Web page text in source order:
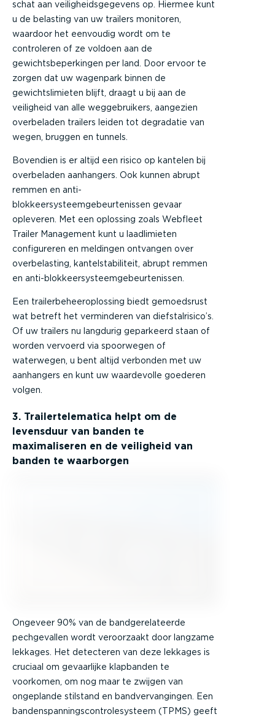
schat aan veiligheidsgegevens op. Hiermee kunt
u de belasting van uw trailers monitoren,
waardoor het eenvoudig wordt om te
controleren of ze voldoen aan de
gewichtsbeperkingen per land. Door ervoor te
zorgen dat uw wagenpark binnen de
gewichtslimieten blijft, draagt u bij aan de
veiligheid van alle weggebruikers, aangezien
overbeladen trailers leiden tot degradatie van
wegen, bruggen en tunnels.
Bovendien is er altijd een risico op kantelen bij
overbeladen aanhangers. Ook kunnen abrupt
remmen en anti-
blokkeersysteemgebeurtenissen gevaar
opleveren. Met een oplossing zoals Webfleet
Trailer Management kunt u laadlimieten
configureren en meldingen ontvangen over
overbelasting, kantelstabiliteit, abrupt remmen
en anti-blokkeersysteemgebeurtenissen.
Een trailerbeheeroplossing biedt gemoedsrust
wat betreft het verminderen van diefstalrisico’s.
Of uw trailers nu langdurig geparkeerd staan of
worden vervoerd via spoorwegen of
waterwegen, u bent altijd verbonden met uw
aanhangers en kunt uw waardevolle goederen
volgen.
3. Trailertelematica helpt om de
levensduur van banden te
maximaliseren en de veiligheid van
banden te waarborgen
Ongeveer 90% van de bandgerelateerde
pechgevallen wordt veroorzaakt door langzame
lekkages. Het detecteren van deze lekkages is
cruciaal om gevaarlijke klapbanden te
voorkomen, om nog maar te zwijgen van
ongeplande stilstand en bandvervangingen. Een
bandenspanningscontrolesysteem (TPMS) geeft